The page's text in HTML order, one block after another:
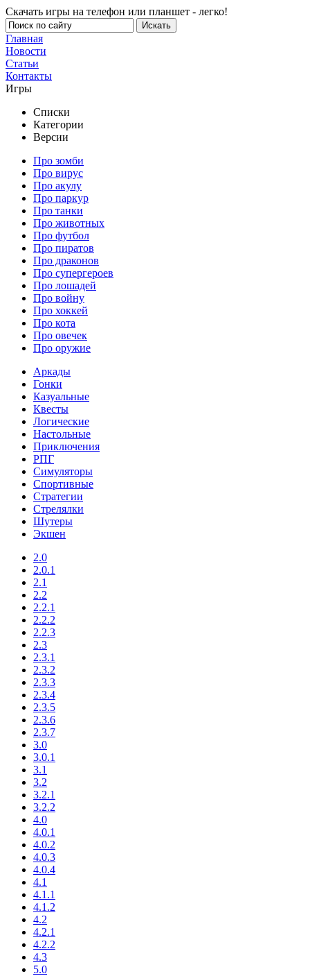
Скачать игры на телефон или планшет - легко!
Главная
Новости
Статьи
Контакты
Игры
Списки
Категории
Версии
Про зомби
Про вирус
Про акулу
Про паркур
Про танки
Про животных
Про футбол
Про пиратов
Про драконов
Про супергероев
Про лошадей
Про войну
Про хоккей
Про кота
Про овечек
Про оружие
Аркады
Гонки
Казуальные
Квесты
Логические
Настольные
Приключения
РПГ
Симуляторы
Спортивные
Стратегии
Стрелялки
Шутеры
Экшен
2.0
2.0.1
2.1
2.2
2.2.1
2.2.2
2.2.3
2.3
2.3.1
2.3.2
2.3.3
2.3.4
2.3.5
2.3.6
2.3.7
3.0
3.0.1
3.1
3.2
3.2.1
3.2.2
4.0
4.0.1
4.0.2
4.0.3
4.0.4
4.1
4.1.1
4.1.2
4.2
4.2.1
4.2.2
4.3
5.0